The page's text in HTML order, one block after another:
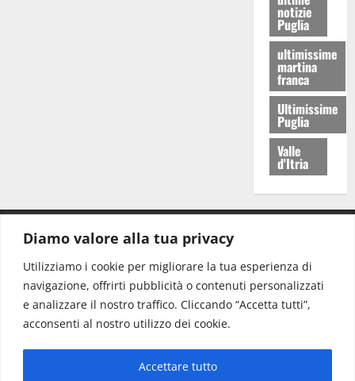
Diamo valore alla tua privacy
Utilizziamo i cookie per migliorare la tua esperienza di
navigazione, offrirti pubblicità o contenuti personalizzati
e analizzare il nostro traffico. Cliccando “Accetta tutti”,
acconsenti al nostro utilizzo dei cookie.
Accettare tutto
notizie
Puglia
ultimissime
martina
franca
Ultimissime
Puglia
Valle
d'Itria
Redazione: redazione@www.martinasera.it
Direttore:direttore@www.martinasera.it
Info & Commerciale:info@www.martinasera.it